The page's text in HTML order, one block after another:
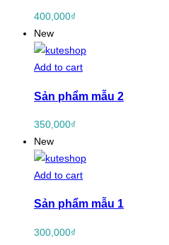
400,000₫
New
Add to cart
Sản phẩm mẫu 2
350,000₫
New
Add to cart
Sản phẩm mẫu 1
300,000₫